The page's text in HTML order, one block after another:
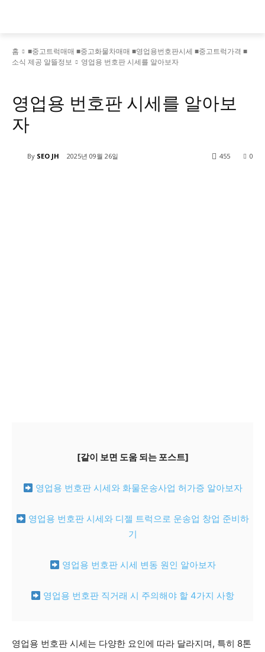
홈
■중고트럭매매 ■중고화물차매매 ■영업용번호판시세 ■중고트럭가격 ■
소식 제공 알뜰정보
영업용 번호판 시세를 알아보자
영업용 번호판 시세를 알아보
자
By SEO JH 2025년 09월 26일 0
455
[같이 보면 도움 되는 포스트]
영업용 번호판 시세와 화물운송사업 허가증 알아보자
영업용 번호판 시세와 디젤 트럭으로 운송업 창업 준비하
기
영업용 번호판 시세 변동 원인 알아보자
영업용 번호판 직거래 시 주의해야 할 4가지 사항
영업용 번호판 시세는 다양한 요인에 따라 달라지며, 특히 8톤